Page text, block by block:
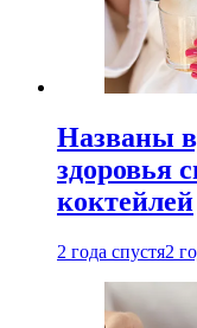
Названы
здоровья
коктейлей
2 года спустя2